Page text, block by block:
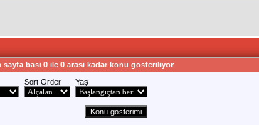
sayfa basi 0 ile 0 arasi kadar konu gösteriliyor
Sort Order Yaş